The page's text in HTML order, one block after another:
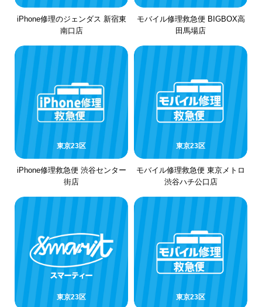
iPhone修理のジェンダス 新宿東
南口店
モバイル修理救急便 BIGBOX高
田馬場店
東京23区
iPhone修理救急便 渋谷センター
街店
東京23区
モバイル修理救急便 東京メトロ
渋谷ハチ公口店
東京23区 東京23区